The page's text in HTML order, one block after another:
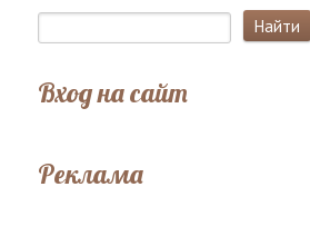
Вход на сайт
Реклама